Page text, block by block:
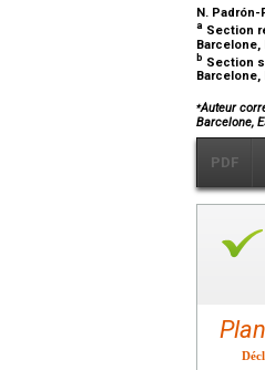
N. Padrón-
a Section
Barcelone,
b Section
Barcelone,
⁎Auteur
Barcelone,
PDF
Plan